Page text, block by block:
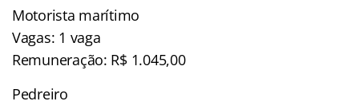
Motorista marítimo
Vagas: 1 vaga
Remuneração: R$ 1.045,00
Pedreiro